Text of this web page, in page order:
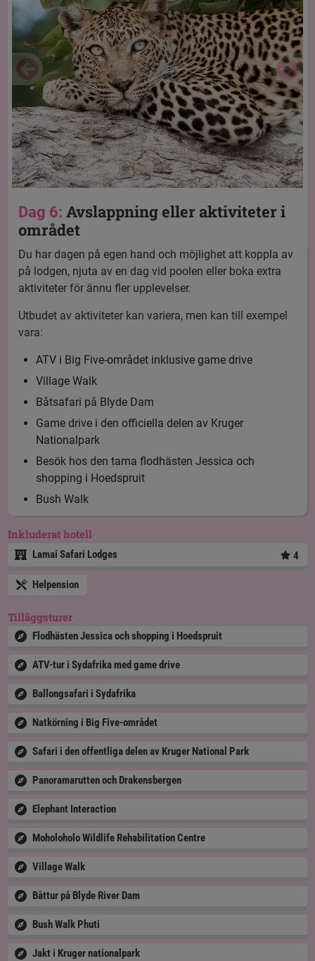
Dag 6:Avslappning eller aktiviteter i
området
Du har dagen på egen hand och möjlighet att koppla av
på lodgen, njuta av en dag vid poolen eller boka extra
aktiviteter för ännu fler upplevelser.
Utbudet av aktiviteter kan variera, men kan till exempel
vara:
ATV i Big Five-området inklusive game drive
Village Walk
Båtsafari på Blyde Dam
Game drive i den officiella delen av Kruger
Nationalpark
Besök hos den tama flodhästen Jessica och
shopping i Hoedspruit
Bush Walk
Inkluderat hotell
Lamai Safari Lodges 4
Helpension
Tilläggsturer
Flodhästen Jessica och shopping i Hoedspruit
ATV-tur i Sydafrika med game drive
Ballongsafari i Sydafrika
Natkörning i Big Five-området
Safari i den offentliga delen av Kruger National Park
Panoramarutten och Drakensbergen
Elephant Interaction
Moholoholo Wildlife Rehabilitation Centre
Village Walk
Båttur på Blyde River Dam
Bush Walk Phuti
Jakt i Kruger nationalpark